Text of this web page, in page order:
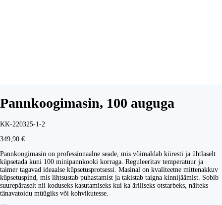
Pannkoogimasin, 100 auguga
KK-220325-1-2
349,90 €
Pannkoogimasin on professionaalne seade, mis võimaldab kiiresti ja ühtlaselt
küpsetada kuni 100 minipannkooki korraga. Reguleeritav temperatuur ja
taimer tagavad ideaalse küpsetusprotsessi. Masinal on kvaliteetne mittenakkuv
küpsetuspind, mis lihtsustab puhastamist ja takistab taigna kinnijäämist. Sobib
suurepäraselt nii koduseks kasutamiseks kui ka äriliseks otstarbeks, näiteks
tänavatoidu müügiks või kohvikutesse.